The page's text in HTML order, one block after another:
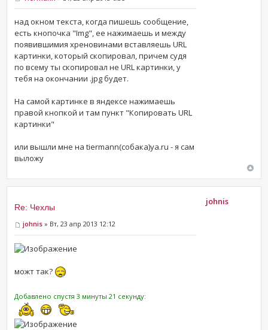
над окном текста, когда пишешь сообщение,
есть кнопочка "Img", ее нажимаешь и между
появившимия хреновинами вставляешь URL
картинки, который скопировал, причем судя
по всему ты скопировал не URL картинки, у
тебя на окончании .jpg будет.
На самой картинке в яндексе нажимаешь
правой кнопкой и там пункт "Копировать URL
картинки"
или вышли мне на tiermann(собака)ya.ru - я сам
выложу
Re: Чехлы
johnis » Вт, 23 апр 2013 12:12
можт так?
Добавлено спустя 3 минуты 21 секунду:
johnis